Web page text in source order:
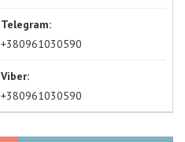
+380961030590
+380961030590